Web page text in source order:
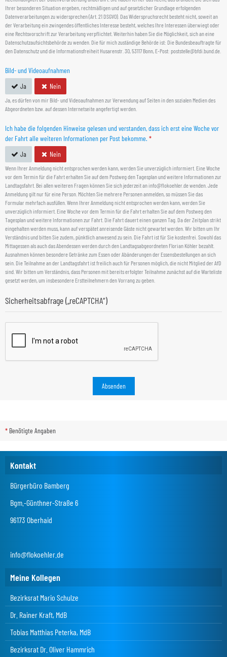
Ihrer besonderen Situation ergeben, rechtmäßigen und auf gesetzlicher Grundlage erfolgenden
Datenverarbeitungen zu widersprechen (Art. 21 DSGVO). Das Widerspruchsrecht besteht nicht, soweit an
der Verarbeitung ein zwingendes öffentliches Interesse besteht, welches Ihre Interessen überwiegt oder
eine Rechtsvorschrift zur Verarbeitung verpflichtet. Weiterhin haben Sie die Möglichkeit, sich an eine
Datenschutzaufsichtsbehörde zu wenden. Die für mich zuständige Behörde ist: Die Bundesbeauftragte für
den Datenschutz und die Informationsfreiheit Husarenstr. 30, 53117 Bonn, E-Post: poststelle@bfdi.bund.de.
Bild- und Videoaufnahmen
Ja
Nein
Ja, es dürfen von mir Bild- und Videoaufnahmen zur Verwendung auf Seiten in den sozialen Medien des
Abgeordneten bzw. auf dessen Internetseite angefertigt werden.
Ich habe die folgenden Hinweise gelesen und verstanden, dass ich erst eine Woche vor
der Fahrt alle weiteren Informationen per Post bekomme. *
Ja
Nein
Wenn Ihrer Anmeldung nicht entsprochen werden kann, werden Sie unverzüglich informiert. Eine Woche
vor dem Termin für die Fahrt erhalten Sie auf dem Postweg den Tagesplan und weitere Informationen zur
Landtagsfahrt. Bei allen weiteren Fragen können Sie sich jederzeit an info@flokoehler.de wenden. Jede
Anmeldung gilt nur für eine Person. Möchten Sie mehrere Personen anmelden, so müssen Sie das
Formular mehrfach ausfüllen. Wenn Ihrer Anmeldung nicht entsprochen werden kann, werden Sie
unverzüglich informiert. Eine Woche vor dem Termin für die Fahrt erhalten Sie auf dem Postweg den
Tagesplan und weitere Informationen zur Fahrt. Die Fahrt dauert einen ganzen Tag. Da der Zeitplan strikt
eingehalten werden muss, kann auf verspätet anreisende Gäste nicht gewartet werden. Wir bitten um Ihr
Verständnis und bitten Sie zudem, pünktlich anwesend zu sein. Die Fahrt ist für Sie kostenfrei. Sowohl das
Mittagessen als auch das Abendessen werden durch den Landtagsabgeordneten Florian Köhler bezahlt.
Ausnahmen können besondere Getränke zum Essen oder Abänderungen der Essensbestellungen an sich
sein. Die Teilnahme an der Landtagsfahrt ist freilich auch für Personen möglich, die nicht Mitglied der AfD
sind. Wir bitten um Verständnis, dass Personen mit bereits erfolgter Teilnahme zunächst auf die Warteliste
gesetzt werden, um insbesondere Erstteilnehmern den Vorrang zu geben.
Sicherheitsabfrage („reCAPTCHA“)
* Benötigte Angaben
Kontakt
Bürgerbüro Bamberg
Bgm.-Günthner-Straße 6
96173 Oberhaid
info@flokoehler.de
Meine Kollegen
Bezirksrat Mario Schulze
Dr. Rainer Kraft, MdB
Tobias Matthias Peterka, MdB
Bezirksrat Dr. Oliver Hammrich